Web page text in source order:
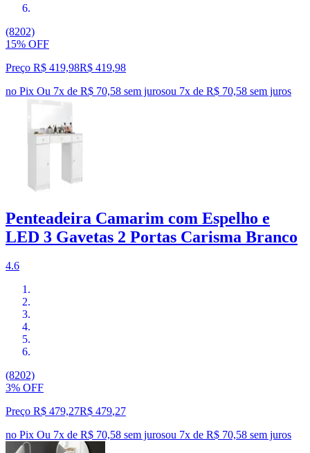
(8202)
15% OFF
Preço R$ 419,98R$ 419,98
no Pix Ou 7x de R$ 70,58 sem jurosou 7x de R$ 70,58 sem juros
Penteadeira Camarim com Espelho e
LED 3 Gavetas 2 Portas Carisma Branco
4.6
(8202)
3% OFF
Preço R$ 479,27R$ 479,27
no Pix Ou 7x de R$ 70,58 sem jurosou 7x de R$ 70,58 sem juros